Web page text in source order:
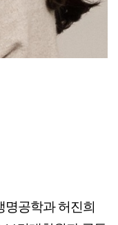
공학과 허진희